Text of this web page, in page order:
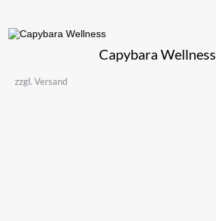
Capybara Wellness
zzgl. Versand